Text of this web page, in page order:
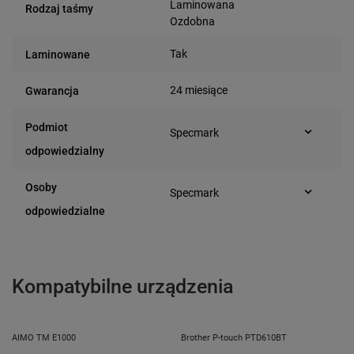
Rodzaj taśmy
Laminowana
Ozdobna
Laminowane Tak
Gwarancja 24 miesiące
Podmiot
odpowiedzialny
Specmark
e-mail: gspr@ptmb.pl
Osoby
odpowiedzialne
Specmark
Kompatybilne urządzenia
AIMO TM E1000 Brother P-touch PTD610BT